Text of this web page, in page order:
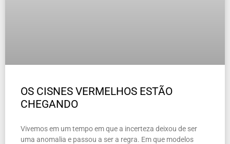
OS CISNES VERMELHOS ESTÃO
CHEGANDO
Vivemos em um tempo em que a incerteza deixou de ser
uma anomalia e passou a ser a regra. Em que modelos